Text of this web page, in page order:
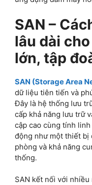
SAN –
lâu dài
lớn, tập
SAN (Storage Area
dữ liệu tiên tiến và
Đây là hệ thống lưu
cấp khả năng lưu trữ
cập cao cùng tính
động như một thiết bị
phòng và khả năng
thống.
SAN kết nối với